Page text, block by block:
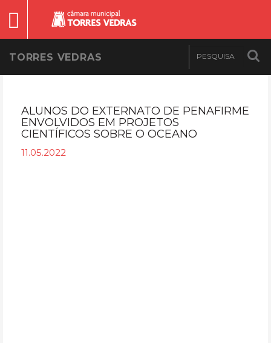
TORRES VEDRAS
ALUNOS DO EXTERNATO DE PENAFIRME
ENVOLVIDOS EM PROJETOS
CIENTÍFICOS SOBRE O OCEANO
11.05.2022